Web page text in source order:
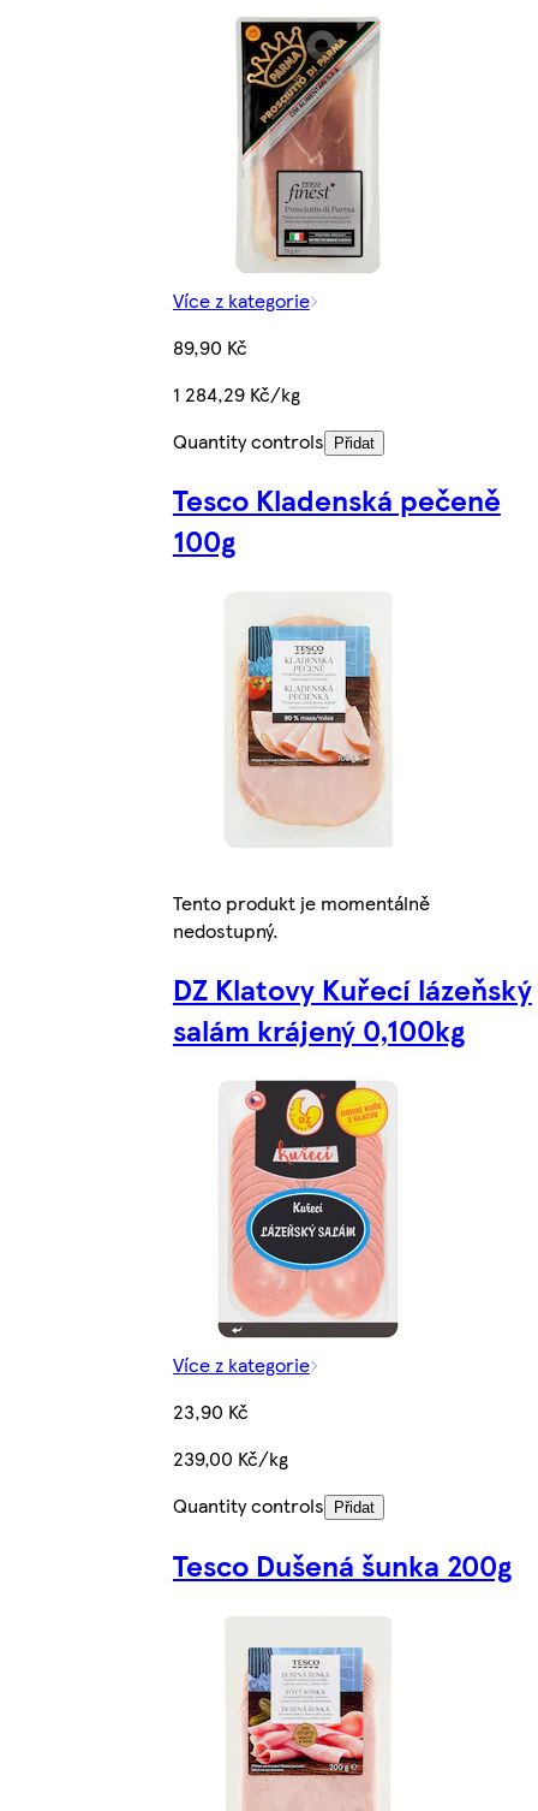
Více z kategorie
89,90 Kč
1 284,29 Kč/kg
Quantity controls
Přidat
Tesco Kladenská pečeně
100g
Tento produkt je momentálně
nedostupný.
DZ Klatovy Kuřecí lázeňský
salám krájený 0,100kg
Více z kategorie
23,90 Kč
239,00 Kč/kg
Quantity controls
Přidat
Tesco Dušená šunka 200g